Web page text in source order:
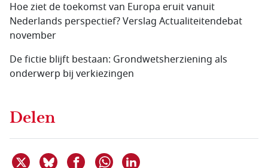
Hoe ziet de toekomst van Europa eruit vanuit
Nederlands perspectief? Verslag Actualiteitendebat
november
De fictie blijft bestaan: Grondwetsherziening als
onderwerp bij verkiezingen
Delen
Deel dit item op X
Deel dit item op Bluesky
Deel dit item op Facebook
Delen via WhatsApp